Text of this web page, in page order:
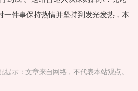
一件事保持热情并坚持到发光发热，本
提示：文章来自网络，不代表本站观点。